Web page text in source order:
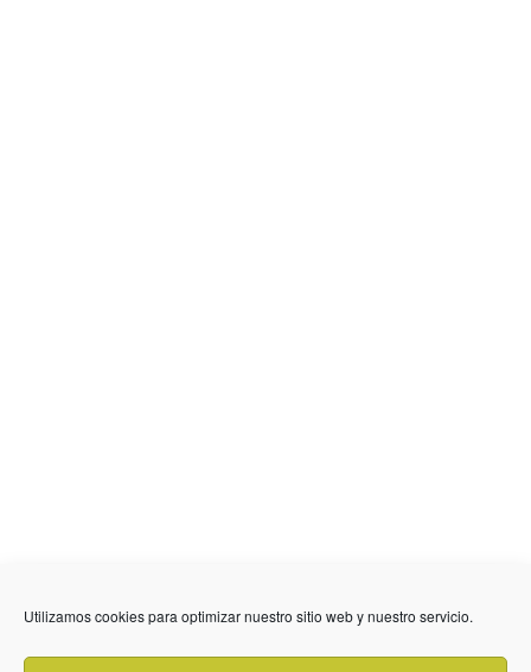
Utilizamos cookies para optimizar nuestro sitio web y nuestro servicio.
636 01 61 85
Fuente Palmera
info @ fuentepalmerainformacion.es